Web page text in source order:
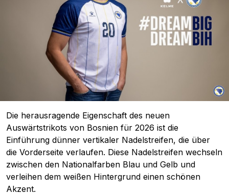
Die herausragende Eigenschaft des neuen
Auswärtstrikots von Bosnien für 2026 ist die
Einführung dünner vertikaler Nadelstreifen, die über
die Vorderseite verlaufen. Diese Nadelstreifen wechseln
zwischen den Nationalfarben Blau und Gelb und
verleihen dem weißen Hintergrund einen schönen
Akzent.